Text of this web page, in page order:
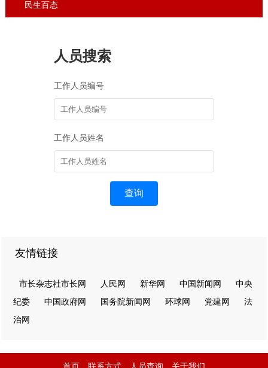
民生百态
人员搜索
工作人员编号
工作人员姓名
查询
友情链接
市长杂志社市长网 人民网 新华网 中国新闻网
中央
纪委
中国政府网 国务院新闻网 环球网 党建网
法
治网